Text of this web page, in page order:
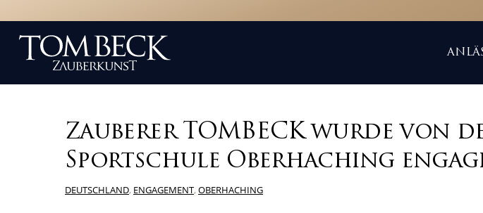
Zauberer TOMBECK wurde von
Sportschule Oberhaching
DEUTSCHLAND, ENGAGEMENT,OBERHACHING